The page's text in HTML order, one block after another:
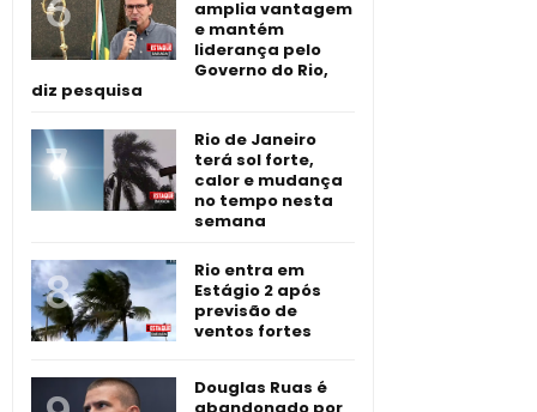
amplia vantagem
e mantém
liderança pelo
Governo do Rio,
diz pesquisa
Rio de Janeiro
terá sol forte,
calor e mudança
no tempo nesta
semana
Rio entra em
Estágio 2 após
previsão de
ventos fortes
Douglas Ruas é